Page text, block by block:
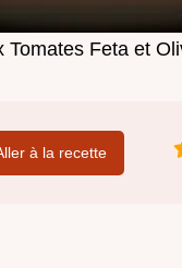
Feta et
à la recette